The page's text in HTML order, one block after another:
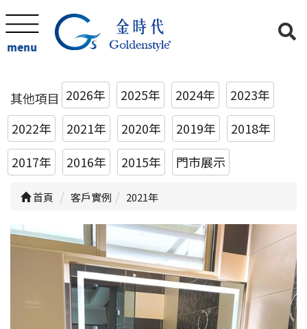
menu
其他項目 2026年 2025年 2024年
2023年
2022年
2021年 2020年 2019年
2018年
2017年
2016年 2015年 門市展示
首頁 客戶實例 2021年